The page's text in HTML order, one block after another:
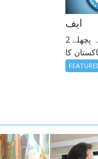
ایف
عالمی مالیاتی ادارے (آئی ایم ایف) نے کہا ہے کہ پچھلے 2